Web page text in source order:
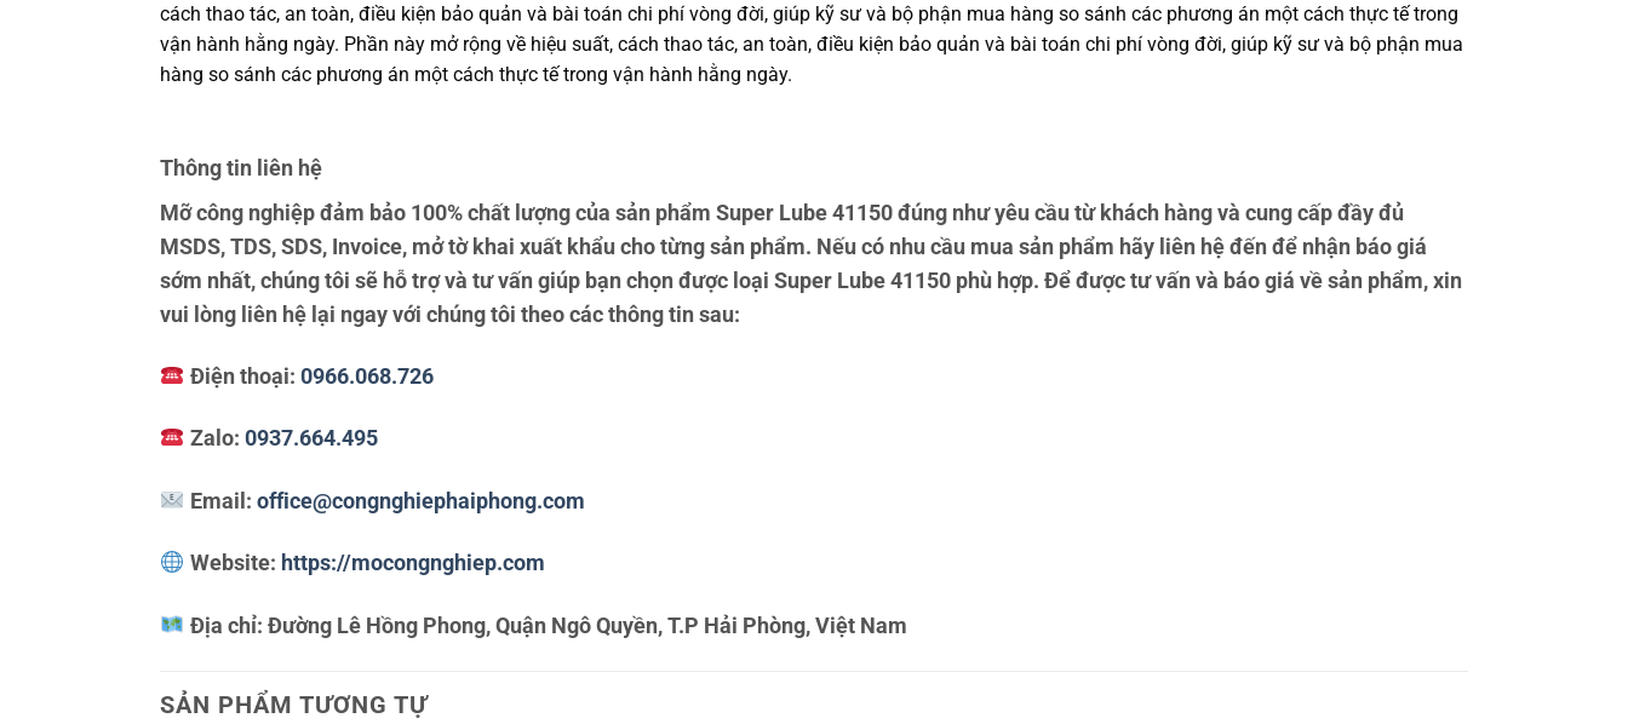
cách thao tác, an toàn, điều kiện bảo quản và bài toán chi phí vòng đời, giúp kỹ sư và bộ phận mua hàng so sánh các phương án một cách thực tế trong
vận hành hằng ngày. Phần này mở rộng về hiệu suất, cách thao tác, an toàn, điều kiện bảo quản và bài toán chi phí vòng đời, giúp kỹ sư và bộ phận mua
hàng so sánh các phương án một cách thực tế trong vận hành hằng ngày.
Thông tin liên hệ
Mỡ công nghiệp đảm bảo 100% chất lượng của sản phẩm Super Lube 41150 đúng như yêu cầu từ khách hàng và cung cấp đầy đủ
MSDS, TDS, SDS, Invoice, mở tờ khai xuất khẩu cho từng sản phẩm. Nếu có nhu cầu mua sản phẩm hãy liên hệ đến để nhận báo giá
sớm nhất, chúng tôi sẽ hỗ trợ và tư vấn giúp bạn chọn được loại Super Lube 41150 phù hợp. Để được tư vấn và báo giá về sản phẩm, xin
vui lòng liên hệ lại ngay với chúng tôi theo các thông tin sau:
Điện thoại: 0966.068.726
Zalo: 0937.664.495
Email: office@congnghiephaiphong.com
Website: https://mocongnghiep.com
Địa chỉ: Đường Lê Hồng Phong, Quận Ngô Quyền, T.P Hải Phòng, Việt Nam
SẢN PHẨM TƯƠNG TỰ